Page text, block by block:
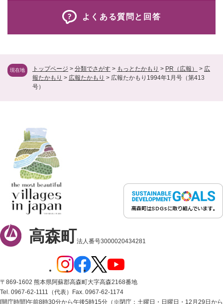
現在地 トップページ > 分類でさがす > もっとたかもり > PR（広報） > 広
報たかもり > 広報たかもり > 広報たかもり1994年1月号（第413
号）
よくある質問と回答
高森町法人番号3000020434281
〒869-1602 熊本県阿蘇郡高森町大字高森2168番地
Tel. 0967-62-1111（代表） Fax. 0967-62-1174
[開庁時間]午前8時30分から午後5時15分（※閉庁：土曜日・日曜日・12月29日から